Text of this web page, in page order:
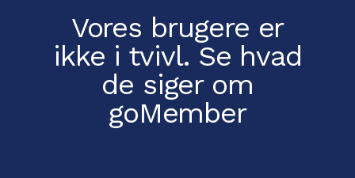
Vores brugere er
ikke i tvivl. Se hvad
de siger om
goMember